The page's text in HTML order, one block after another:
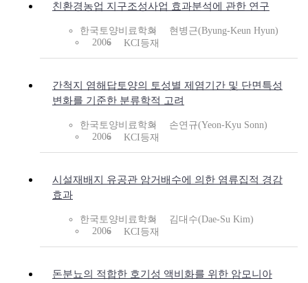
친환경농업 지구조성사업 효과분석에 관한 연구
한국토양비료학회
현병근(Byung-Keun Hyun)
2006
KCI등재
간척지 염해답토양의 토성별 제염기간 및 단면특성
변화를 기준한 분류학적 고려
한국토양비료학회
손연규(Yeon-Kyu Sonn)
2006
KCI등재
시설재배지 유공관 암거배수에 의한 염류집적 경감
효과
한국토양비료학회
김대수(Dae-Su Kim)
2006
KCI등재
돈분뇨의 적합한 호기성 액비화를 위한 암모니아